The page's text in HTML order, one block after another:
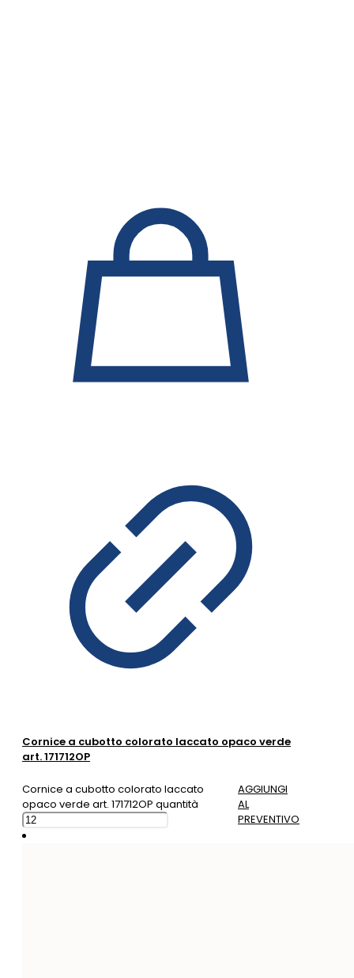
Cornice a cubotto colorato laccato opaco verde
art. 171712OP
Cornice a cubotto colorato laccato
opaco verde art. 171712OP quantità
AGGIUNGI
AL
PREVENTIVO